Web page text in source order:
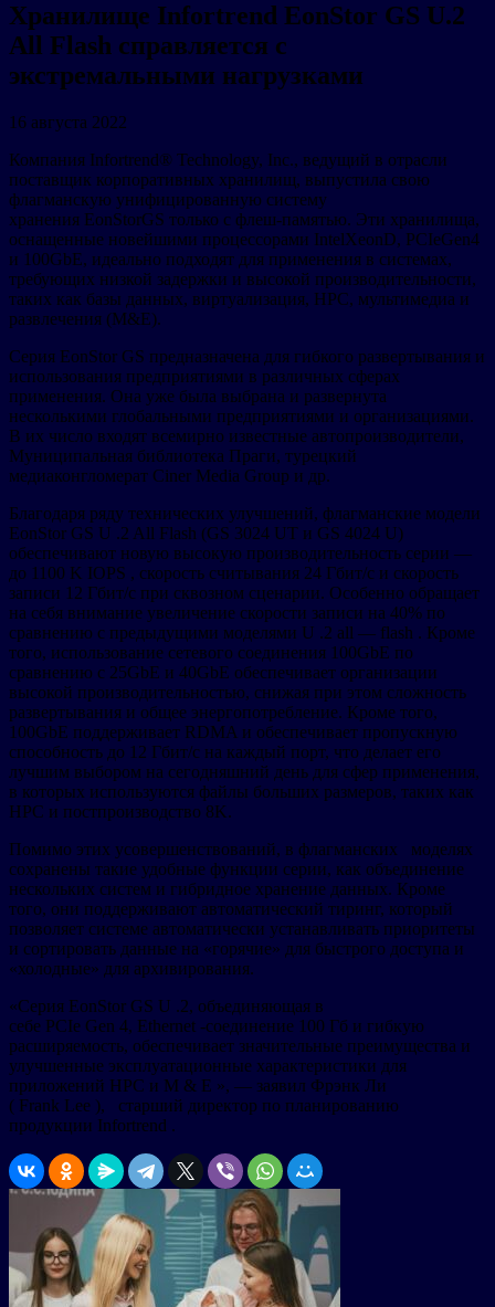
Хранилище Infortrend EonStor GS U.2
All Flash справляется с
экстремальными нагрузками
16 августа 2022
Компания Infortrend® Technology, Inc., ведущий в отрасли
поставщик корпоративных хранилищ, выпустила свою
флагманскую унифицированную систему
хранения EonStorGS только с флеш-памятью. Эти хранилища,
оснащенные новейшими процессорами IntelXeonD, PCIeGen4
и 100GbE, идеально подходят для применения в системах,
требующих низкой задержки и высокой производительности,
таких как базы данных, виртуализация, HPC, мультимедиа и
развлечения (M&E).
Серия EonStor GS предназначена для гибкого развертывания и
использования предприятиями в различных сферах
применения. Она уже была выбрана и развернута
несколькими глобальными предприятиями и организациями.
В их число входят всемирно известные автопроизводители,
Муниципальная библиотека Праги, турецкий
медиаконгломерат Ciner Media Group и др.
Благодаря ряду технических улучшений, флагманские модели
EonStor GS U .2 All Flash (GS 3024 UT и GS 4024 U)
обеспечивают новую высокую производительность серии —
до 1100 K IOPS , скорость считывания 24 Гбит/с и скорость
записи 12 Гбит/с при сквозном сценарии. Особенно обращает
на себя внимание увеличение скорости записи на 40% по
сравнению с предыдущими моделями U .2 all — flash . Кроме
того, использование сетевого соединения 100GbE по
сравнению с 25GbE и 40GbE обеспечивает организации
высокой производительностью, снижая при этом сложность
развертывания и общее энергопотребление. Кроме того,
100GbE поддерживает RDMA и обеспечивает пропускную
способность до 12 Гбит/с на каждый порт, что делает его
лучшим выбором на сегодняшний день для сфер применения,
в которых используются файлы больших размеров, таких как
HPC и постпроизводство 8K.
Помимо этих усовершенствований, в флагманских моделях
сохранены такие удобные функции серии, как объединение
нескольких систем и гибридное хранение данных. Кроме
того, они поддерживают автоматический тиринг, который
позволяет системе автоматически устанавливать приоритеты
и сортировать данные на «горячие» для быстрого доступа и
«холодные» для архивирования.
«Серия EonStor GS U .2, объединяющая в
себе PCIe Gen 4, Ethernet -соединение 100 Гб и гибкую
расширяемость, обеспечивает значительные преимущества и
улучшенные эксплуатационные характеристики для
приложений HPC и M & E », — заявил Фрэнк Ли
( Frank Lee ), старший директор по планированию
продукции Infortrend .